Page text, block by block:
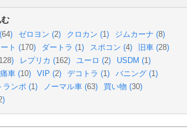
64) ゼロヨン (2) クロカン (1) ジムカーナ (8)
ト (170) ダートラ (1) スポコン (4) 旧車 (28)
128) レプリカ (162) ユーロ (2) USDM (1)
痛車 (10) VIP (2) デコトラ (1) バニング (1)
ランポ (1) ノーマル車 (63) 買い物 (30)
)